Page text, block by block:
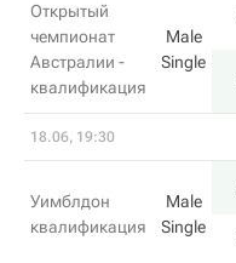
Открытый
чемпионат
Австралии -
квалификация
Male
Single
18.06, 19:30
Уимблдон
квалификация
Male
Single